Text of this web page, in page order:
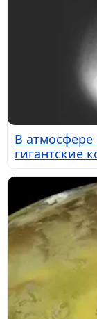
В
гигантские